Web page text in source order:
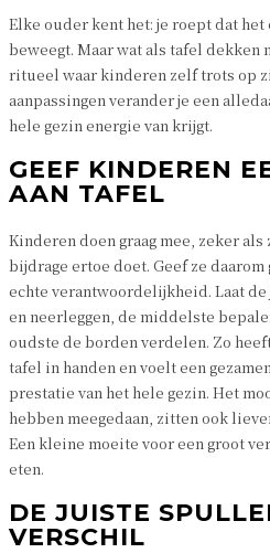
Elke ouder kent het: je roept dat
beweegt. Maar wat als tafel dekken
ritueel waar kinderen zelf trots op
aanpassingen verander je een
hele gezin energie van krijgt.
GEEF KINDEREN
AAN TAFEL
Kinderen doen graag mee, zeker
bijdrage ertoe doet. Geef ze daarom
echte verantwoordelijkheid. Laat
en neerleggen, de middelste
oudste de borden verdelen. Zo
tafel in handen en voelt een
prestatie van het hele gezin. Het
hebben meegedaan, zitten ook
Een kleine moeite voor een groot
eten.
DE JUISTE
VERSCHIL